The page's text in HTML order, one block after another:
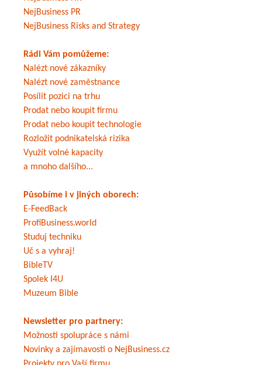
NejBusiness PR
NejBusiness Risks and Strategy
Rádi Vám pomůžeme:
Nalézt nové zákazníky
Nalézt nové zaměstnance
Posílit pozici na trhu
Prodat nebo koupit firmu
Prodat nebo koupit technologie
Rozložit podnikatelská rizika
Využít volné kapacity
a mnoho dalšího...
Působíme i v jiných oborech:
E-FeedBack
ProfiBusiness.world
Studuj techniku
Uč s a vyhraj!
BibleTV
Spolek I4U
Muzeum Bible
Newsletter pro partnery:
Možnosti spolupráce s námi
Novinky a zajímavosti o NejBusiness.cz